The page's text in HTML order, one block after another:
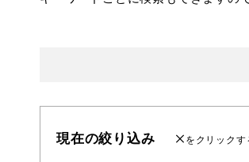
現在の絞り込み をクリックす